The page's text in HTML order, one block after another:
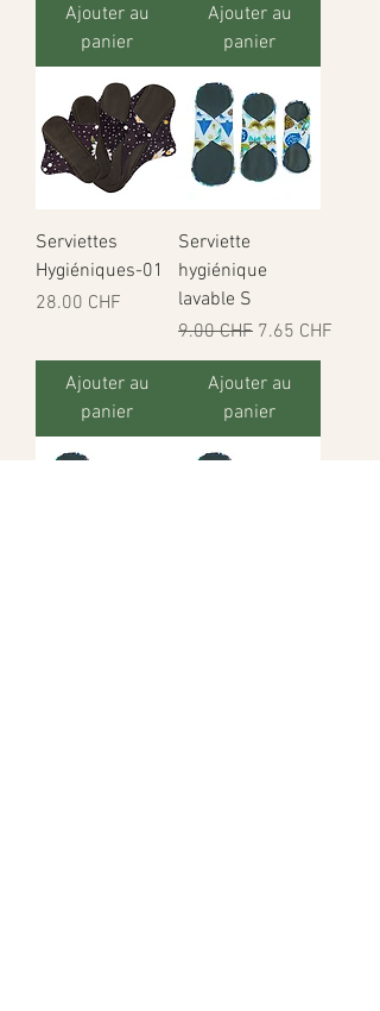
Ajouter au
panier
Ajouter au
panier
Serviettes
Hygiéniques-01
Prix
28.00 CHF
Ajouter au
panier
Serviette
hygiénique
lavable S
Prix original
9.00 CHF Prix
7.65 CHF
Ajouter au
panier